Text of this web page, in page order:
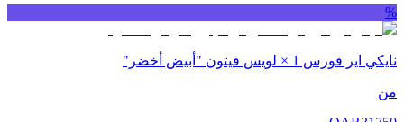
%
نايكي اير فورس 1 × لويس فيتون "أبيض أخضر"
من